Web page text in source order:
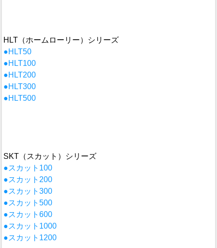
HLT（ホームローリー）シリーズ
●HLT50
●HLT100
●HLT200
●HLT300
●HLT500
SKT（スカット）シリーズ
●スカット100
●スカット200
●スカット300
●スカット500
●スカット600
●スカット1000
●スカット1200